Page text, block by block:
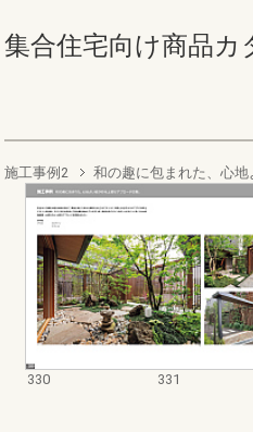
集合住宅向け商品カ
施工事例2 和の趣に包まれた、心地
330 331